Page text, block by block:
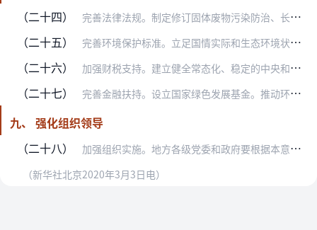
（二十四）
完善法律法规。制定修订固体废物污染防治、长江保护、海洋环境保护、生态环境监测、环境影响评价、清洁生产、循环经济等方面的法律法规。鼓励有条件的地方在环境治理领域先…
（二十五） 完善环境保护标准。立足国情实际和生态环境状况，制定修订环境质量标准、污染物排放（控制）标准以及环境监测标准等。推动完善产品环保强制性国家标准。做好生态环境保护规…
（二十六） 加强财税支持。建立健全常态化、稳定的中央和地方环境治理财政资金投入机制。健全生态保护补偿机制。制定出台有利于推进产业结构、能源结构、运输结构和用地结构调整优化的…
（二十七） 完善金融扶持。设立国家绿色发展基金。推动环境污染责任保险发展，在环境高风险领域研究建立环境污染强制责任保险制度。开展排污权交易，研究探索对排污权交易进行抵质押融…
九、 强化组织领导
（二十八）
加强组织实施。地方各级党委和政府要根据本意见要求，结合本地区发展实际，进一步细化落实构建现代环境治理体系的目标任务和政策措施，确保本意见确定的重点任务及时落地见…
（新华社北京2020年3月3日电）